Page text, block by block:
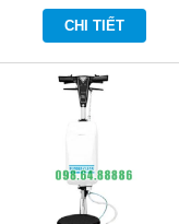
CHI TIẾT